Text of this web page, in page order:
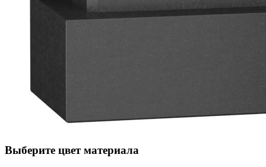
Выберите цвет материала